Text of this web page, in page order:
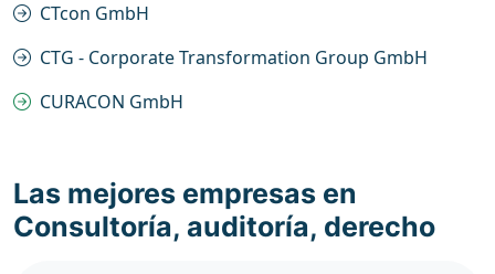
CTcon GmbH
CTG - Corporate Transformation Group GmbH
CURACON GmbH
Las mejores empresas en
Consultoría, auditoría, derecho